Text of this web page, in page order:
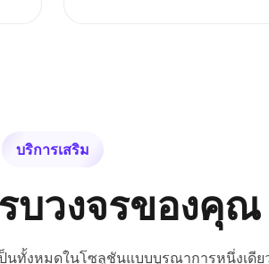
บริการเสริม
บวงจรของคุณ
นทั้งหมดในโซลูชันแบบบูรณาการหนึ่งเดีย